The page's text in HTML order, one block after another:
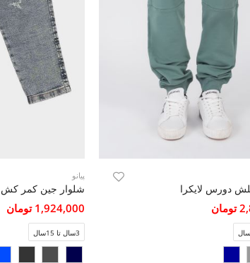
دورس لایکرا
پیانو
شلوار جین کمر کش
1,924,000 تومان
3سال تا 15سال